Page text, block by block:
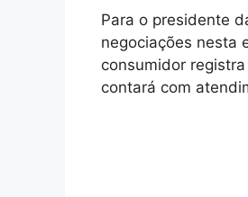
Para o presidente
negociações nesta
consumidor
contará com